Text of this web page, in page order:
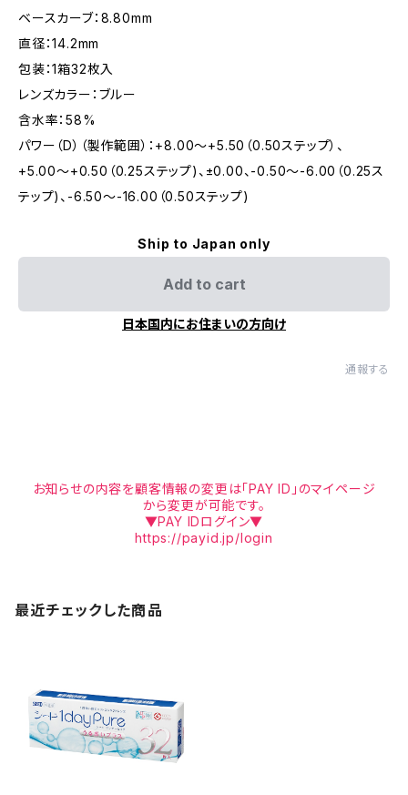
ベースカーブ：8.80mm
直径：14.2mm
包装：1箱32枚入
レンズカラー：ブルー
含水率：58%
パワー（D）（製作範囲）：+8.00〜+5.50（0.50ステップ）、
+5.00〜+0.50（0.25ステップ)、±0.00、-0.50〜-6.00（0.25ス
テップ)、-6.50〜-16.00（0.50ステップ)
Ship to Japan only
Add to cart
日本国内にお住まいの方向け
通報する
お知らせの内容を顧客情報の変更は「PAY ID」のマイページ
から変更が可能です。
▼PAY IDログイン▼
https://payid.jp/login
最近チェックした商品